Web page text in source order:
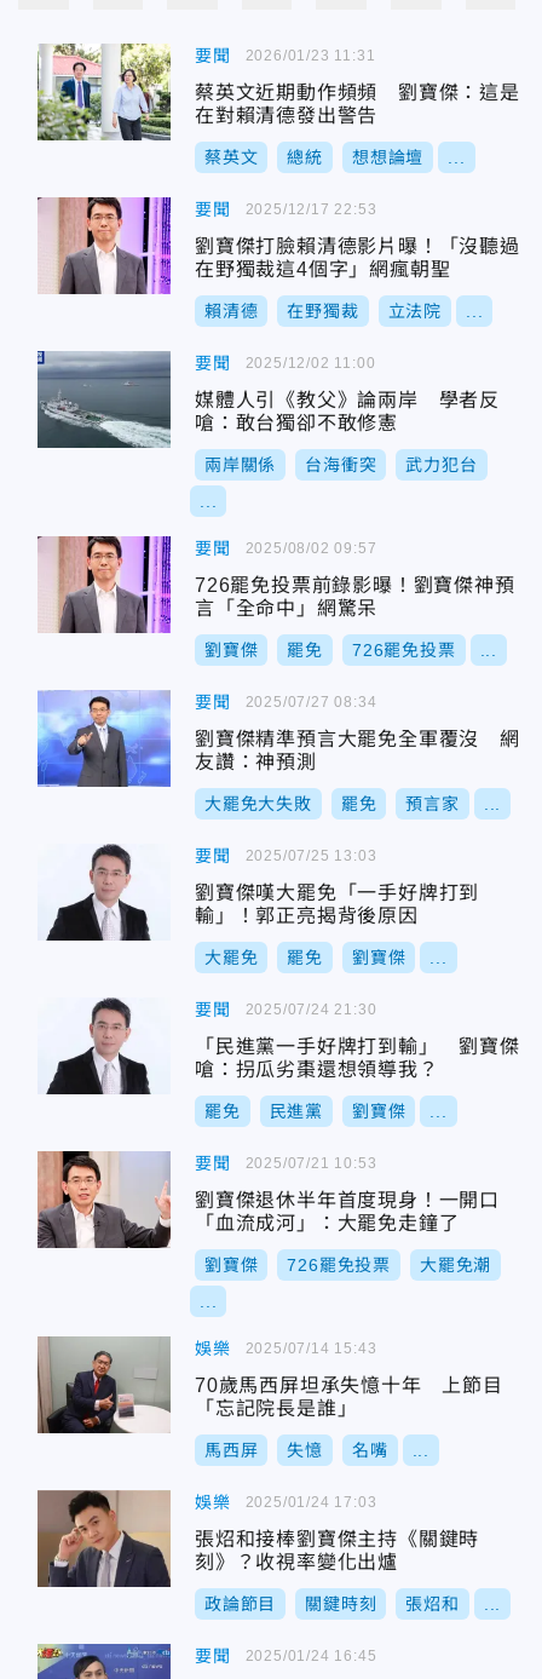
要聞
蔡英文近期動作頻頻 劉寶傑：這是
在對賴清德發出警告
蔡英文 總統 想想論壇
2026/01/23 11:31
要聞
劉寶傑打臉賴清德影片曝！「沒聽過
在野獨裁這4個字」網瘋朝聖
賴清德 在野獨裁 立法院
2025/12/17 22:53
要聞
媒體人引《教父》論兩岸 學者反
嗆：敢台獨卻不敢修憲
兩岸關係 台海衝突 武力犯台
2025/12/02 11:00
要聞
726罷免投票前錄影曝！劉寶傑神預
言「全命中」網驚呆
劉寶傑 罷免 726罷免投票
2025/08/02 09:57
要聞
劉寶傑精準預言大罷免全軍覆沒 網
友讚：神預測
大罷免大失敗 罷免 預言家
2025/07/27 08:34
要聞
劉寶傑嘆大罷免「一手好牌打到
輸」！郭正亮揭背後原因
大罷免 罷免 劉寶傑
2025/07/25 13:03
要聞
「民進黨一手好牌打到輸」 劉寶傑
嗆：拐瓜劣棗還想領導我？
罷免 民進黨 劉寶傑
2025/07/24 21:30
要聞
劉寶傑退休半年首度現身！一開口
「血流成河」：大罷免走鐘了
劉寶傑 726罷免投票 大罷免潮
2025/07/21 10:53
娛樂
70歲馬西屏坦承失憶十年 上節目
「忘記院長是誰」
馬西屏 失憶 名嘴
2025/07/14 15:43
娛樂
張炤和接棒劉寶傑主持《關鍵時
刻》？收視率變化出爐
政論節目 關鍵時刻 張炤和
2025/01/24 17:03
要聞 2025/01/24 16:45